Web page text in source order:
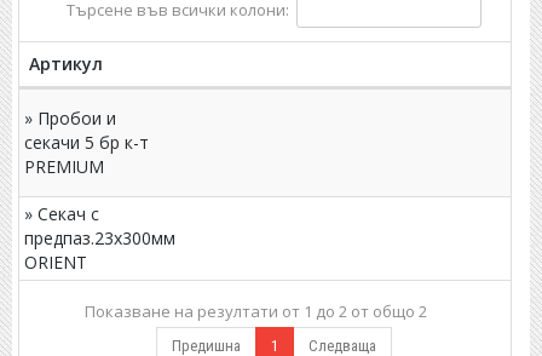
Търсене във всички колони:
Артикул
» Пробои и
секачи 5 бр к-т
PREMIUM
» Секач с
предпаз.23х300мм
ORIENT
Показване на резултати от 1 до 2 от общо 2
Предишна 1 Следваща